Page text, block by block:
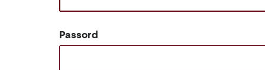
Passord